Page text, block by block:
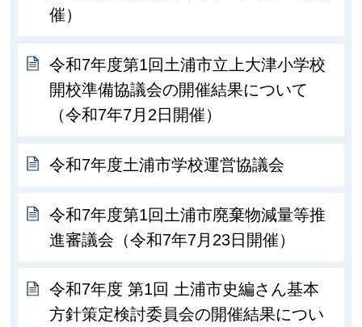
催）
令和7年度第1回土浦市立上大津小学校
開校準備協議会の開催結果について
（令和7年7月2日開催）
令和7年度土浦市学校運営協議会
令和7年度第1回土浦市廃棄物減量等推
進審議会（令和7年7月23日開催）
令和7年度 第1回 土浦市史編さん基本
方針策定検討委員会の開催結果につい